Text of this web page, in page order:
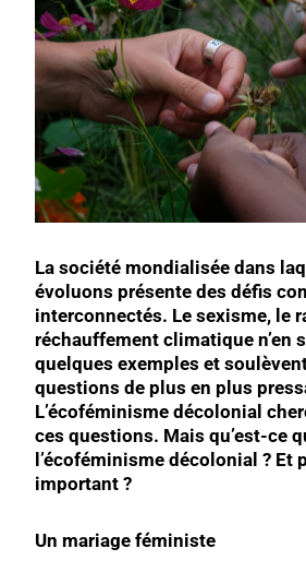
La société mondialisée dans
évoluons présente des défis
interconnectés. Le sexisme, le
réchauffement climatique n’en
quelques exemples et
questions de plus en plus
L’écoféminisme décolonial
ces questions. Mais qu’est-ce
l’écoféminisme décolonial ? Et
important ?
Un mariage féministe